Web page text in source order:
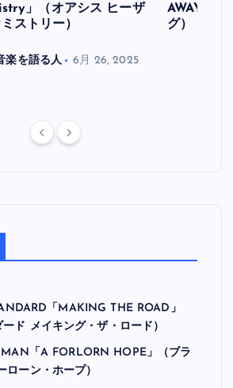
」（オアシス ヒーザ
ストリー）
楽を語る人 6月 26, 2025
AWAY」
グ）
「MAKING THE ROAD」
ード メイキング・ザ・ロード）
「A FORLORN HOPE」（ブラ
ローン・ホープ）